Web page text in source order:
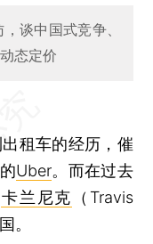
谈中国式竞争、
态定价
租车的经历，催
Uber。而在过去
卡兰尼克 （Travis
。